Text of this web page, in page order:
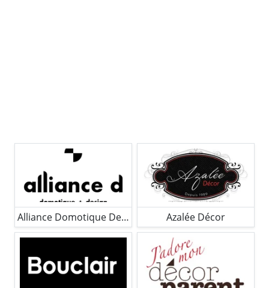
Alliance Domotique Design Azalée Décor